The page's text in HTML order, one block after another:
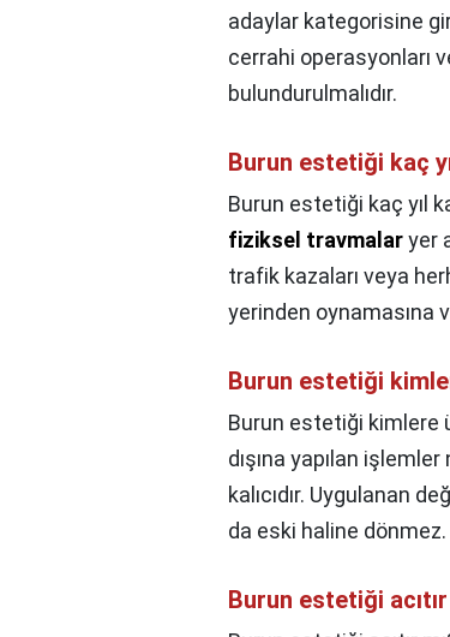
adaylar kategorisine
cerrahi operasyonları
bulundurulmalıdır.
Burun estetiği kaç
Burun estetiği kaç yıl
fiziksel travmalaryer
trafik kazaları veya
yerinden oynamasına
Burun estetiği
Burun estetiği kimlere
dışına yapılan
kalıcıdır. Uygulanan
da eski haline dönmez.
Burun estetiği acıtır